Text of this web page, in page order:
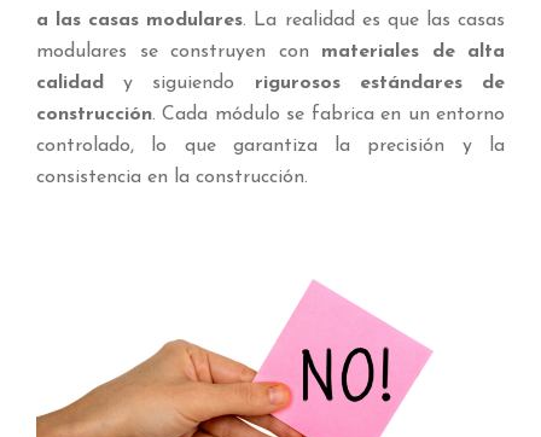
a las casas modulares. La realidad es que las casas
modulares se construyen con materiales de alta
calidad
y siguiendo rigurosos estándares de
construcción. Cada módulo se fabrica en un entorno
controlado, lo que garantiza la precisión y la
consistencia en la construcción.